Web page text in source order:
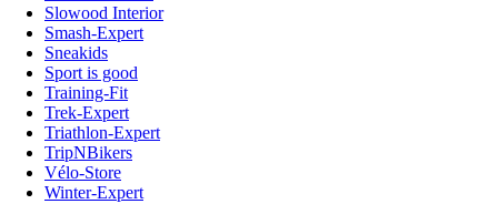
Slowood Interior
Smash-Expert
Sneakids
Sport is good
Training-Fit
Trek-Expert
Triathlon-Expert
TripNBikers
Vélo-Store
Winter-Expert